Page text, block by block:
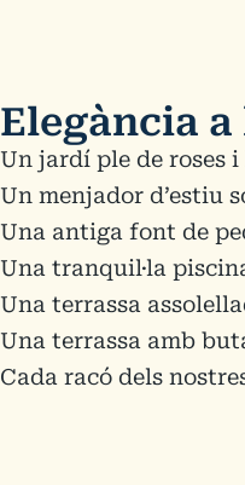
Elegància
Un jardí ple de roses
Un menjador d’estiu
Una antiga font de
Una tranquil·la
Una terrassa
Una terrassa amb
Cada racó dels